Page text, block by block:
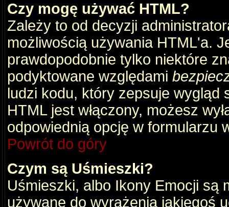
Czy mogę używać HTML?
Zależy to od decyzji
możliwością używania HTML'a.
prawdopodobnie tylko niektóre
podyktowane względami
ludzi kodu, który zepsuje wygląd
HTML jest włączony, możesz
odpowiednią opcję w formularzu
Powrót do góry
Czym są Uśmieszki?
Uśmieszki, albo Ikony Emocji są
używane do wyrażenia jakiegoś